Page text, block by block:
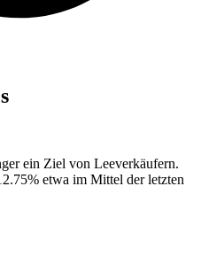
ein Ziel von Leeverkäufern.
etwa im Mittel der letzten